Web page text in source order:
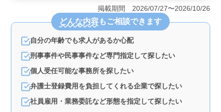
で、中高年の弁護士を募集しています。離婚・男女問
題、遺産相続、交通事故、借金・債務整理などの案件を
担当し、未経験分野の案件も積極的にサポートします。
駅から徒歩3分とアクセスが良く、車通勤も可能です。週
休2日制で、残業も少なめなので、ワークライフバランス
を重視する方に最適な環境です。年収750万円〜1000万
円という魅力的な給与も魅力の一つです。 ＜仕事内
容＞ 法律事務所での弁護士業務を担当します。離婚や
幅広い分野の案件に携わります。未経験の分野にも積極
的にチャレンジし、クライアントの法的問題解決に取り
組みます。 ＜待遇・条件＞ 勤務地はみらい平駅か
掲載期間 2026/07/27〜2026/10/26
どんな内容もご相談できます
自分の年齢でも求人があるか心配
刑事事件や民事事件など専門指定して探したい
個人受任可能な事務所を探したい
弁護士登録費用を負担してくれる企業で探したい
社員雇用・業務委託など形態を指定して探したい